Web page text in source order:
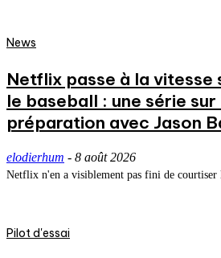
News
Netflix passe à la vitesse
le baseball : une série sur
préparation avec Jason
elodierhum - 8 août 2026
Netflix n'en a visiblement pas fini de courtiser
Pilot d'essai